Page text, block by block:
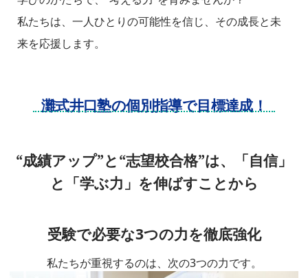
私たちは、一人ひとりの可能性を信じ、その成長と未
来を応援します。
灘式井口塾の個別指導で目標達成！
“成績アップ”と“志望校合格”は、「自信」
と「学ぶ力」を伸ばすことから
受験で必要な3つの力を徹底強化
私たちが重視するのは、次の3つの力です。